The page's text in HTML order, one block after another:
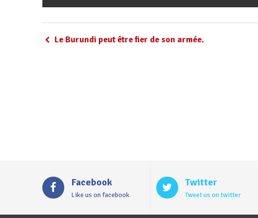
Le Burundi peut être fier de son armée.
Facebook
Like us on facebook
Twitter
Tweet us on twitter